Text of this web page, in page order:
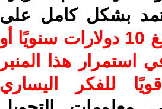
بشكل كامل على
ساهم/ي معنا! بدعمكم بمبلغ 10 دولارات سنويًا أو
استمرار هذا المنبر
للفكر اليساري